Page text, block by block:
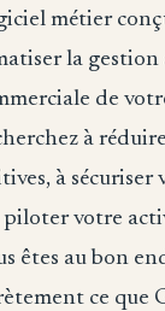
métier
la
de
à
à sécuriser
votre
êtes au bon
ce que